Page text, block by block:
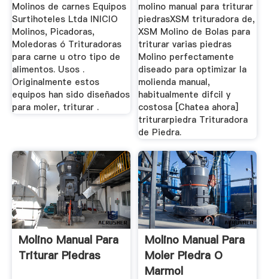
Molinos de carnes Equipos
Surtihoteles Ltda INICIO
Molinos, Picadoras,
Moledoras ó Trituradoras
para carne u otro tipo de
alimentos. Usos .
Originalmente estos
equipos han sido diseñados
para moler, triturar .
molino manual para triturar
piedrasXSM trituradora de,
XSM Molino de Bolas para
triturar varias piedras
Molino perfectamente
diseado para optimizar la
molienda manual,
habitualmente difcil y
costosa [Chatea ahora]
triturarpiedra Trituradora
de Piedra.
Molino Manual Para
Triturar Piedras
Molino Manual Para
Moler Piedra O
Marmol